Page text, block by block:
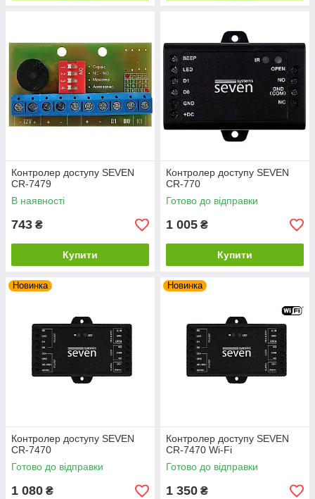
Контролер доступу SEVEN
СR-7479
В наявності
743 ₴
Купити
Контролер доступу SEVEN
CR-770
Готово до відправки
1 005 ₴
Купити
Новинка
Контролер доступу SEVEN
CR-7470
Готово до відправки
1 080 ₴
Новинка
Контролер доступу SEVEN
CR-7470 Wi-Fi
Готово до відправки
1 350 ₴